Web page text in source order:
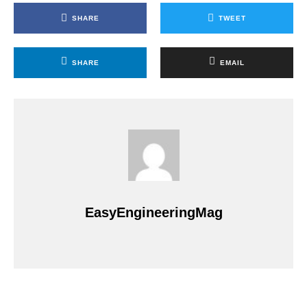
SHARE TWEET
SHARE EMAIL
EasyEngineeringMag